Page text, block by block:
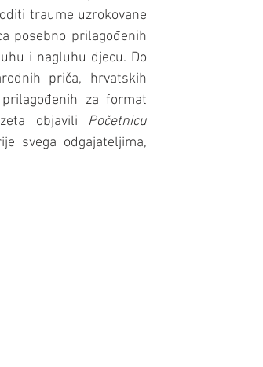
traume uzrokovane
posebno prilagođenih
i nagluhu djecu. Do
priča, hrvatskih
za format
objavili Početnicu
svega odgajateljima,